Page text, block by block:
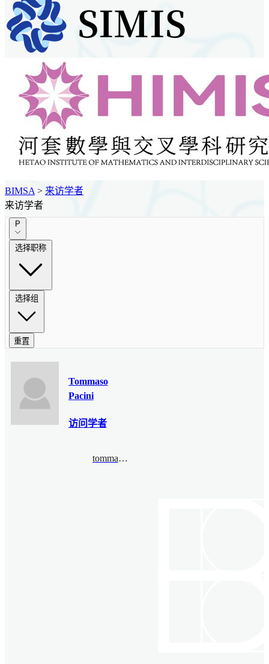
BIMSA > 来访学者
来访学者
P
选择职称
选择组
重置
Tommaso
Pacini
访问学者
tommaso.pacini@unito.it